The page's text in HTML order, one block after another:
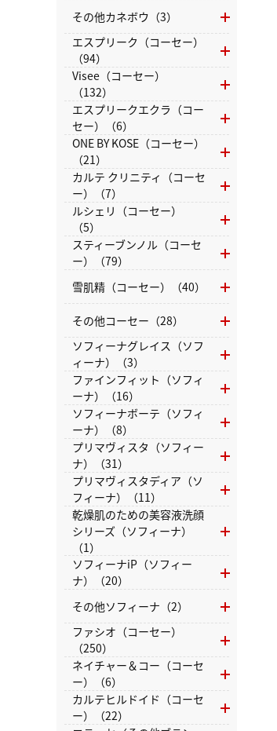
その他カネボウ（3）
エスプリーク（コーセー）
（94）
Visee（コーセー）
（132）
エスプリークエクラ（コー
セー）（6）
ONE BY KOSE（コーセー）
（21）
カルテ クリニティ（コーセ
ー）（7）
ルシェリ（コーセー）
（5）
スティーブンノル（コーセ
ー）（79）
雪肌精（コーセー）（40）
その他コーセー（28）
ソフィーナグレイス（ソフ
ィーナ）（3）
ファインフィット（ソフィ
ーナ）（16）
ソフィーナボーテ（ソフィ
ーナ）（8）
プリマヴィスタ（ソフィー
ナ）（31）
プリマヴィスタディア（ソ
フィーナ）（11）
乾燥肌のための美容液洗顔
シリーズ（ソフィーナ）
（1）
ソフィーナiP（ソフィー
ナ）（20）
その他ソフィーナ（2）
ファシオ（コーセー）
（250）
ネイチャー＆コー（コーセ
ー）（6）
カルテヒルドイド（コーセ
ー）（22）